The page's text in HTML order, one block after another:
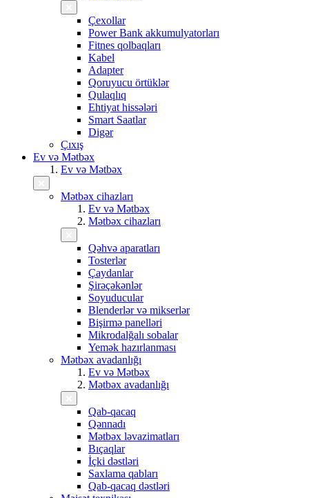
Çexollar
Power Bank akkumulyatorları
Fitnes qolbaqları
Kabel
Adapter
Qoruyucu örtüklər
Qulaqlıq
Ehtiyat hissələri
Smart Saatlar
Digər
Çıxış
Ev və Mətbəx
Ev və Mətbəx
Mətbəx cihazları
Ev və Mətbəx
Mətbəx cihazları
Qəhvə aparatları
Tosterlər
Çaydanlar
Şirəçəkənlər
Soyuducular
Blenderlər və mikserlər
Bişirmə panelləri
Mikrodalğalı sobalar
Yemək hazırlanması
Mətbəx avadanlığı
Ev və Mətbəx
Mətbəx avadanlığı
Qab-qacaq
Qənnadı
Mətbəx ləvazimatları
Bıçaqlar
İçki dəstləri
Saxlama qabları
Qab-qacaq dəstləri